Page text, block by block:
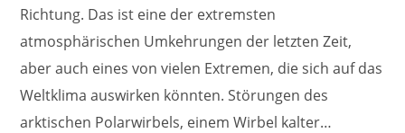
Richtung. Das ist eine der extremsten
atmosphärischen Umkehrungen der letzten Zeit,
aber auch eines von vielen Extremen, die sich auf das
Weltklima auswirken könnten. Störungen des
arktischen Polarwirbels, einem Wirbel kalter…